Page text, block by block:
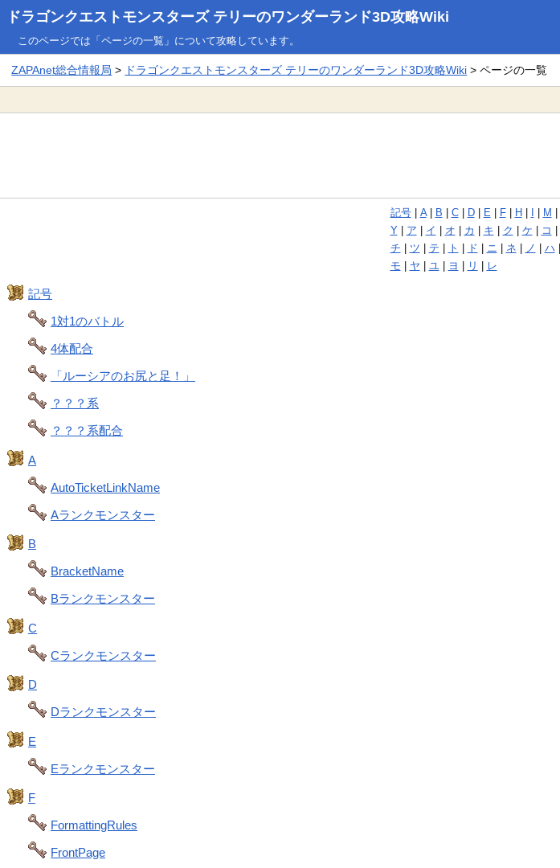
ドラゴンクエストモンスターズ テリーのワンダーランド3D攻略Wiki
このページでは「ページの一覧」について攻略しています。
ZAPAnet総合情報局 > ドラゴンクエストモンスターズ テリーのワンダーランド3D攻略Wiki > ページの一覧
記号| A| B C| D| E| F| H M
Y| ア イ オ カ キ ク ケ コ
チ
ツ テ ト ド ニ ネ ノ ハ
モ
ヤ ユ| ヨ リ レ
記号
1対1のバトル
4体配合
「ルーシアのお尻と足！」
？？？系
？？？系配合
A
AutoTicketLinkName
Aランクモンスター
B
BracketName
Bランクモンスター
C
Cランクモンスター
D
Dランクモンスター
E
Eランクモンスター
F
FormattingRules
FrontPage